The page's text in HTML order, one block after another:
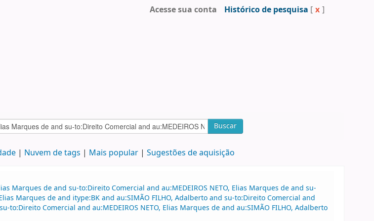
Acesse sua conta Histórico de pesquisa [ x ]
Buscar
Nuvem de tags Mais popular Sugestões de aquisição
Marques de and su-to:Direito Comercial and au:MEDEIROS NETO, Elias Marques de and su-
Marques de and itype:BK and au:SIMÃO FILHO, Adalberto and su-to:Direito Comercial and
Comercial and au:MEDEIROS NETO, Elias Marques de and au:SIMÃO FILHO, Adalberto